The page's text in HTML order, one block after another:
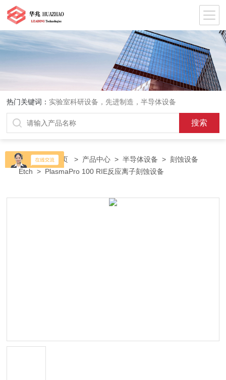
热门关键词： 实验室科研设备，先进制造，半导体设备
当前位置：首页 > 产品中心 >半导体设备 >刻蚀设备
Etch > PlasmaPro 100 RIE反应离子刻蚀设备